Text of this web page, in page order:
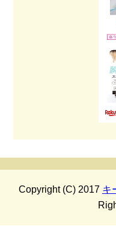
Copyright (C) 2017 キ